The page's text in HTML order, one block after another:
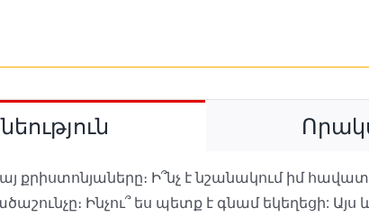
քրիստոնյաները։ Ի՞նչ է նշանակում իմ
Ինչու՞ ես պետք է գնամ